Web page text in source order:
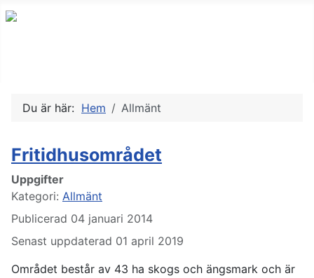
Du är här: Hem Allmänt
Fritidhusområdet
Uppgifter
Kategori: Allmänt
Publicerad 04 januari 2014
Senast uppdaterad 01 april 2019
Området består av 43 ha skogs och ängsmark och är